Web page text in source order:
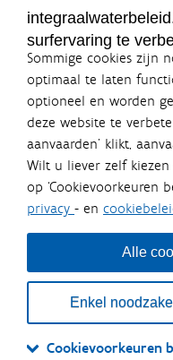
n
-
w
e
r
k
e
n
-
a
a
-
e
n
31
1 2
surfervaring te
Sommige cookies zijn
optimaal te laten
optioneel en worden
deze website te
aanvaarden’ klikt,
Wilt u liever zelf kiezen
op ‘Cookievoorkeuren
privacy - en
Alle
Enkel
Cookievoorkeuren
officiële website
overheid
uitgegeven door
Waterbeleid
De Coördinatiecommissie
bestuursniveaus die bij het
waterbedrijven nemen deel
samenwerking zorgt voor
geïntegreerde aanpak van
in Vlaanderen.
OVER CIW DISCLAIMER